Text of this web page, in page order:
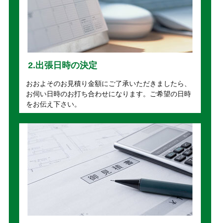
2.出張日時の決定
おおよそのお見積り金額にご了承いただきましたら、
お伺い日時のお打ち合わせになります。ご希望の日時
をお伝え下さい。